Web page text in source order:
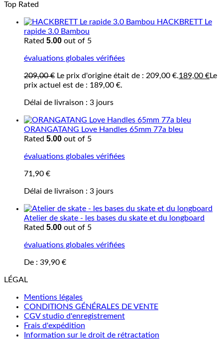
Top Rated
HACKBRETT Le
rapide 3.0 Bambou
Rated 5.00 out of 5
évaluations globales vérifiées
209,00€ Le prix d'origine était de : 209,00 €.189,00 €Le
prix actuel est de : 189,00 €.
Délai de livraison : 3 jours
ORANGATANG Love Handles 65mm 77a bleu
Rated 5.00 out of 5
évaluations globales vérifiées
71,90 €
Délai de livraison : 3 jours
Atelier de skate - les bases du skate et du longboard
Rated 5.00 out of 5
évaluations globales vérifiées
De : 39,90 €
LÉGAL
Mentions légales
CONDITIONS GÉNÉRALES DE VENTE
CGV studio d'enregistrement
Frais d'expédition
Information sur le droit de rétractation